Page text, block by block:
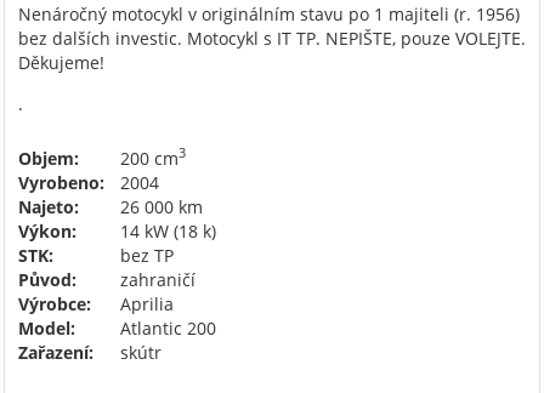
Nenáročný motocykl v originálním stavu po 1 majiteli (r. 1956)
bez dalších investic. Motocykl s IT TP. NEPIŠTE, pouze VOLEJTE.
Děkujeme!
.
Objem: 200 cm3
Vyrobeno:
2004
Najeto:
26 000 km
Výkon:
14 kW (18 k)
STK:
bez TP
Původ:
zahraničí
Výrobce:
Aprilia
Model:
Atlantic 200
Zařazení:
skútr